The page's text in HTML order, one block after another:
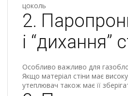
цоколь
2.
і “дихання”
Особливо важливо для
Якщо матеріал стіни має
утеплювач також має її